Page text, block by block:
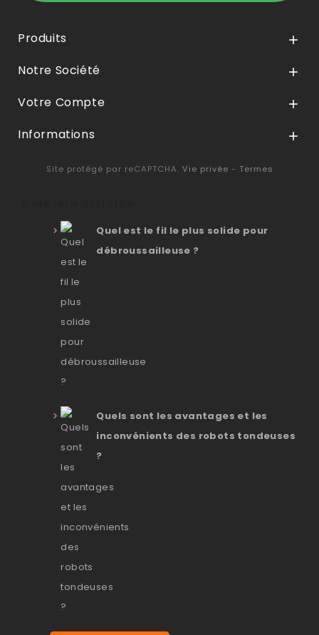
Produits 
Notre Société 
Votre Compte 
Informations 
Site protégé par reCAPTCHA. Vie privée - Termes
Quel est le fil le plus solide pour
débroussailleuse ?
Quels sont les avantages et les
inconvénients des robots tondeuses
?